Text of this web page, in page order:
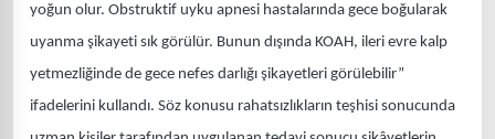
yoğun olur. Obstruktif uyku apnesi hastalarında gece boğularak
uyanma şikayeti sık görülür. Bunun dışında KOAH, ileri evre kalp
yetmezliğinde de gece nefes darlığı şikayetleri görülebilir”
ifadelerini kullandı. Söz konusu rahatsızlıkların teşhisi sonucunda